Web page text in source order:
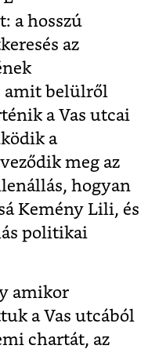
a hosszú
az
amit belülről
a Vas utcai
a
meg az
hogyan
Kemény Lili, és
politikai
amikor
a Vas utcából
chartát, az